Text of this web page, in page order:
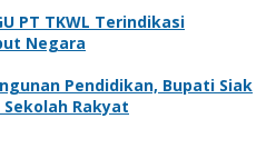
PT TKWL Terindikasi
Negara
Pendidikan, Bupati Siak
Rakyat